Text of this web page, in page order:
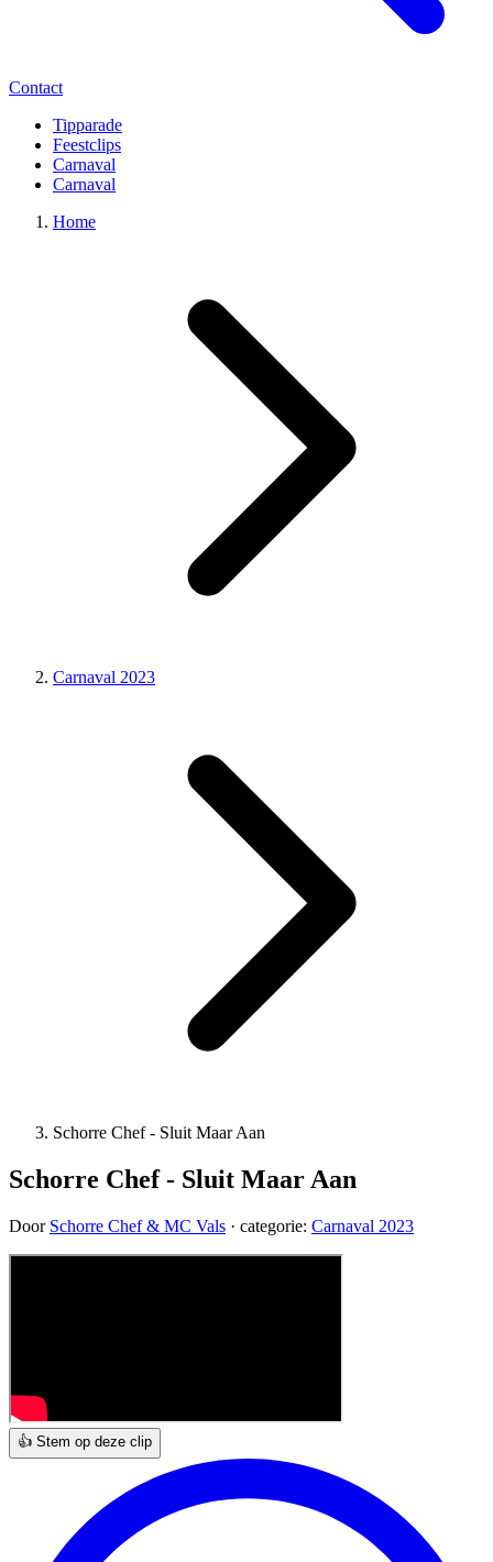
Contact
Tipparade
Feestclips
Carnaval
Carnaval
Home
Carnaval 2023
Schorre Chef - Sluit Maar Aan
Schorre Chef - Sluit Maar Aan
Door Schorre Chef & MC Vals · categorie: Carnaval 2023
👍 Stem op deze clip